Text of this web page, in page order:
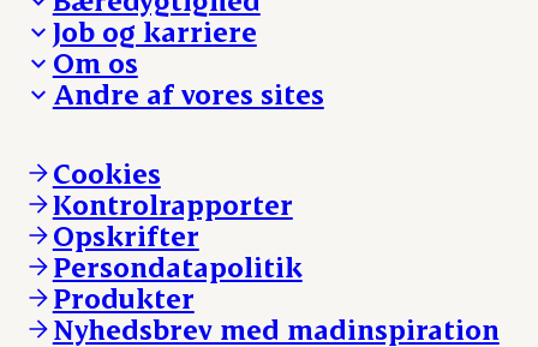
Besøg Danish Crown
Presse og nyheder
Reklamationer
Whistleblower
Øvrige henvendelser
Fra jord til bord
Hverdagen
Ansvarlighed og nøgletal
Job og karriere
Arbejd med os
Ledige stillinger
Om os
Hvem er vi
Vores resultater
Vores lokationer
Kontakt
Andre af vores sites
Andelsejere - kreatur
Danishcrownprofessional.com
DAT-Schaub.com
ESS-FOOD.com
Fonden Dansk Gastronomi
KLS.se
nordicspoor.com
Scanhide.dk
Cookies
Kontrolrapporter
Opskrifter
Persondatapolitik
Produkter
Nyhedsbrev med madinspiration